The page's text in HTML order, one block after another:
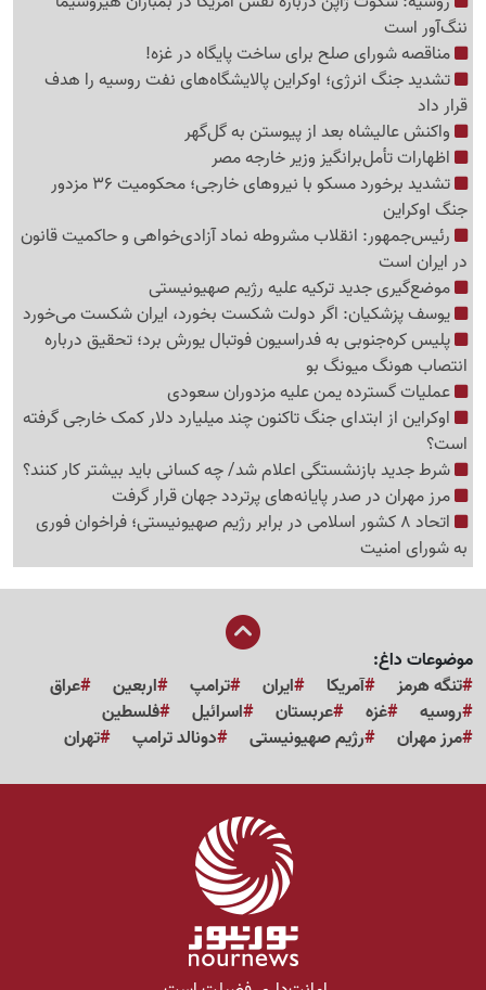
ننگ‌آور است
مناقصه شورای صلح برای ساخت پایگاه در غزه!
تشدید جنگ انرژی؛ اوکراین پالایشگاه‌های نفت روسیه را هدف
قرار داد
واکنش عالیشاه بعد از پیوستن به گل‌گهر
اظهارات تأمل‌برانگیز وزیر خارجه مصر
تشدید برخورد مسکو با نیروهای خارجی؛ محکومیت 36 مزدور
جنگ اوکراین
رئیس‌جمهور: انقلاب مشروطه نماد آزادی‌خواهی و حاکمیت قانون
در ایران است
موضع‌گیری جدید ترکیه علیه رژیم صهیونیستی
یوسف پزشکیان: اگر دولت شکست بخورد، ایران شکست می‌خورد
پلیس کره‌جنوبی به فدراسیون فوتبال یورش برد؛ تحقیق درباره
انتصاب هونگ میونگ بو
عملیات گسترده یمن علیه مزدوران سعودی
اوکراین از ابتدای جنگ تاکنون چند میلیارد دلار کمک خارجی گرفته
است؟
شرط جدید بازنشستگی اعلام شد/ چه کسانی باید بیشتر کار کنند؟
مرز مهران در صدر پایانه‌های پرتردد جهان قرار گرفت
اتحاد 8 کشور اسلامی در برابر رژیم صهیونیستی؛ فراخوان فوری
به شورای امنیت
موضوعات داغ:
تنگه هرمز
آمریکا ایران ترامپ اربعین
عراق
روسیه
غزه عربستان اسرائیل
فلسطین
مرز مهران
رژیم صهیونیستی دونالد ترامپ تهران